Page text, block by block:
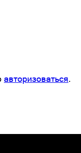
авторизоваться.